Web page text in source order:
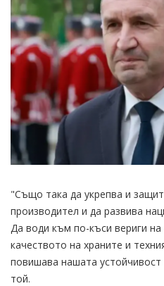
"Също така да укрепва и
производител и да развива
Да води към по-къси вериги
качеството на храните и
повишава нашата
той.